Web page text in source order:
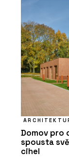
Domov pro
spousta
cihel